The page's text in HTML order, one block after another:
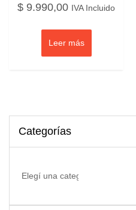
$ 9.990,00 IVA Incluido
Leer más
Categorías